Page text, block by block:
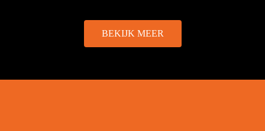
BEKIJK MEER